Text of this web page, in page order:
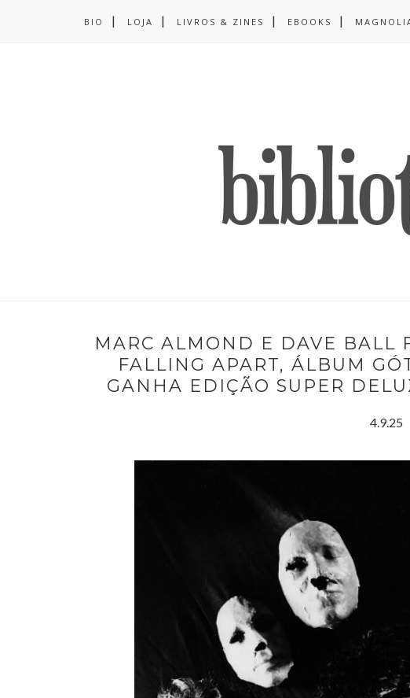
BIO LOJA LIVROS & ZINES EBOOKS
MARC ALMOND E DAVE BALL
FALLING APART, ÁLBUM
GANHA EDIÇÃO SUPER
4.9.25